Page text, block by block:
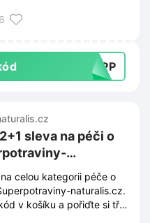
UAPP
sleva na péči o
celou kategorii péče o
naturalis.cz.
v košíku a pořiďte si tři